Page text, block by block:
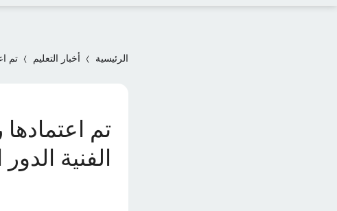
الرئيسية أخبار التعليم تم
تم
الفنية الدور